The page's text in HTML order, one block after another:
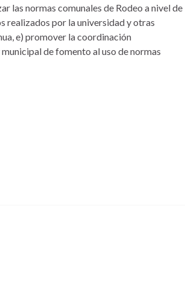
las normas comunales de Rodeo a nivel de
realizados por la universidad y otras
e) promover la coordinación
de fomento al uso de normas